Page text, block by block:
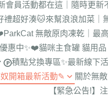
會員活動都在這｜隨時更新
禮超好湊🐱來幫浪浪加菜｜
協會
【新北_三
【新北_新店
無敵原肉凍乾｜最
惠中✨❤️貓咪主食罐 貓用品
好用貓砂
積點兌換專區✨最新線下
開箱最新活動✎ 關於無
【緊急公告!】